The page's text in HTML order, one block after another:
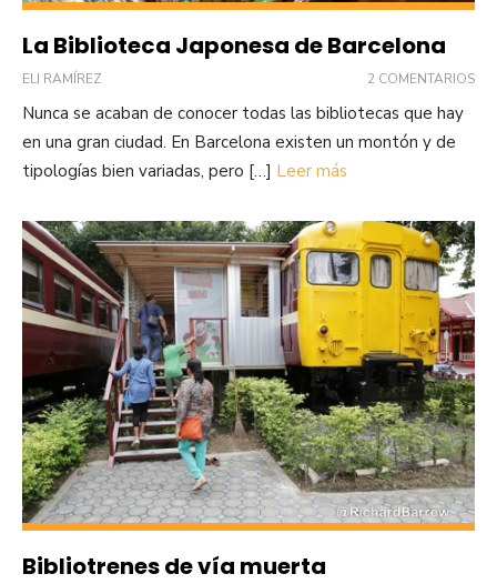
La Biblioteca Japonesa de Barcelona
ELI RAMÍREZ 2 COMENTARIOS
Nunca se acaban de conocer todas las bibliotecas que hay
en una gran ciudad. En Barcelona existen un montón y de
tipologías bien variadas, pero […] Leer más
Bibliotrenes de vía muerta